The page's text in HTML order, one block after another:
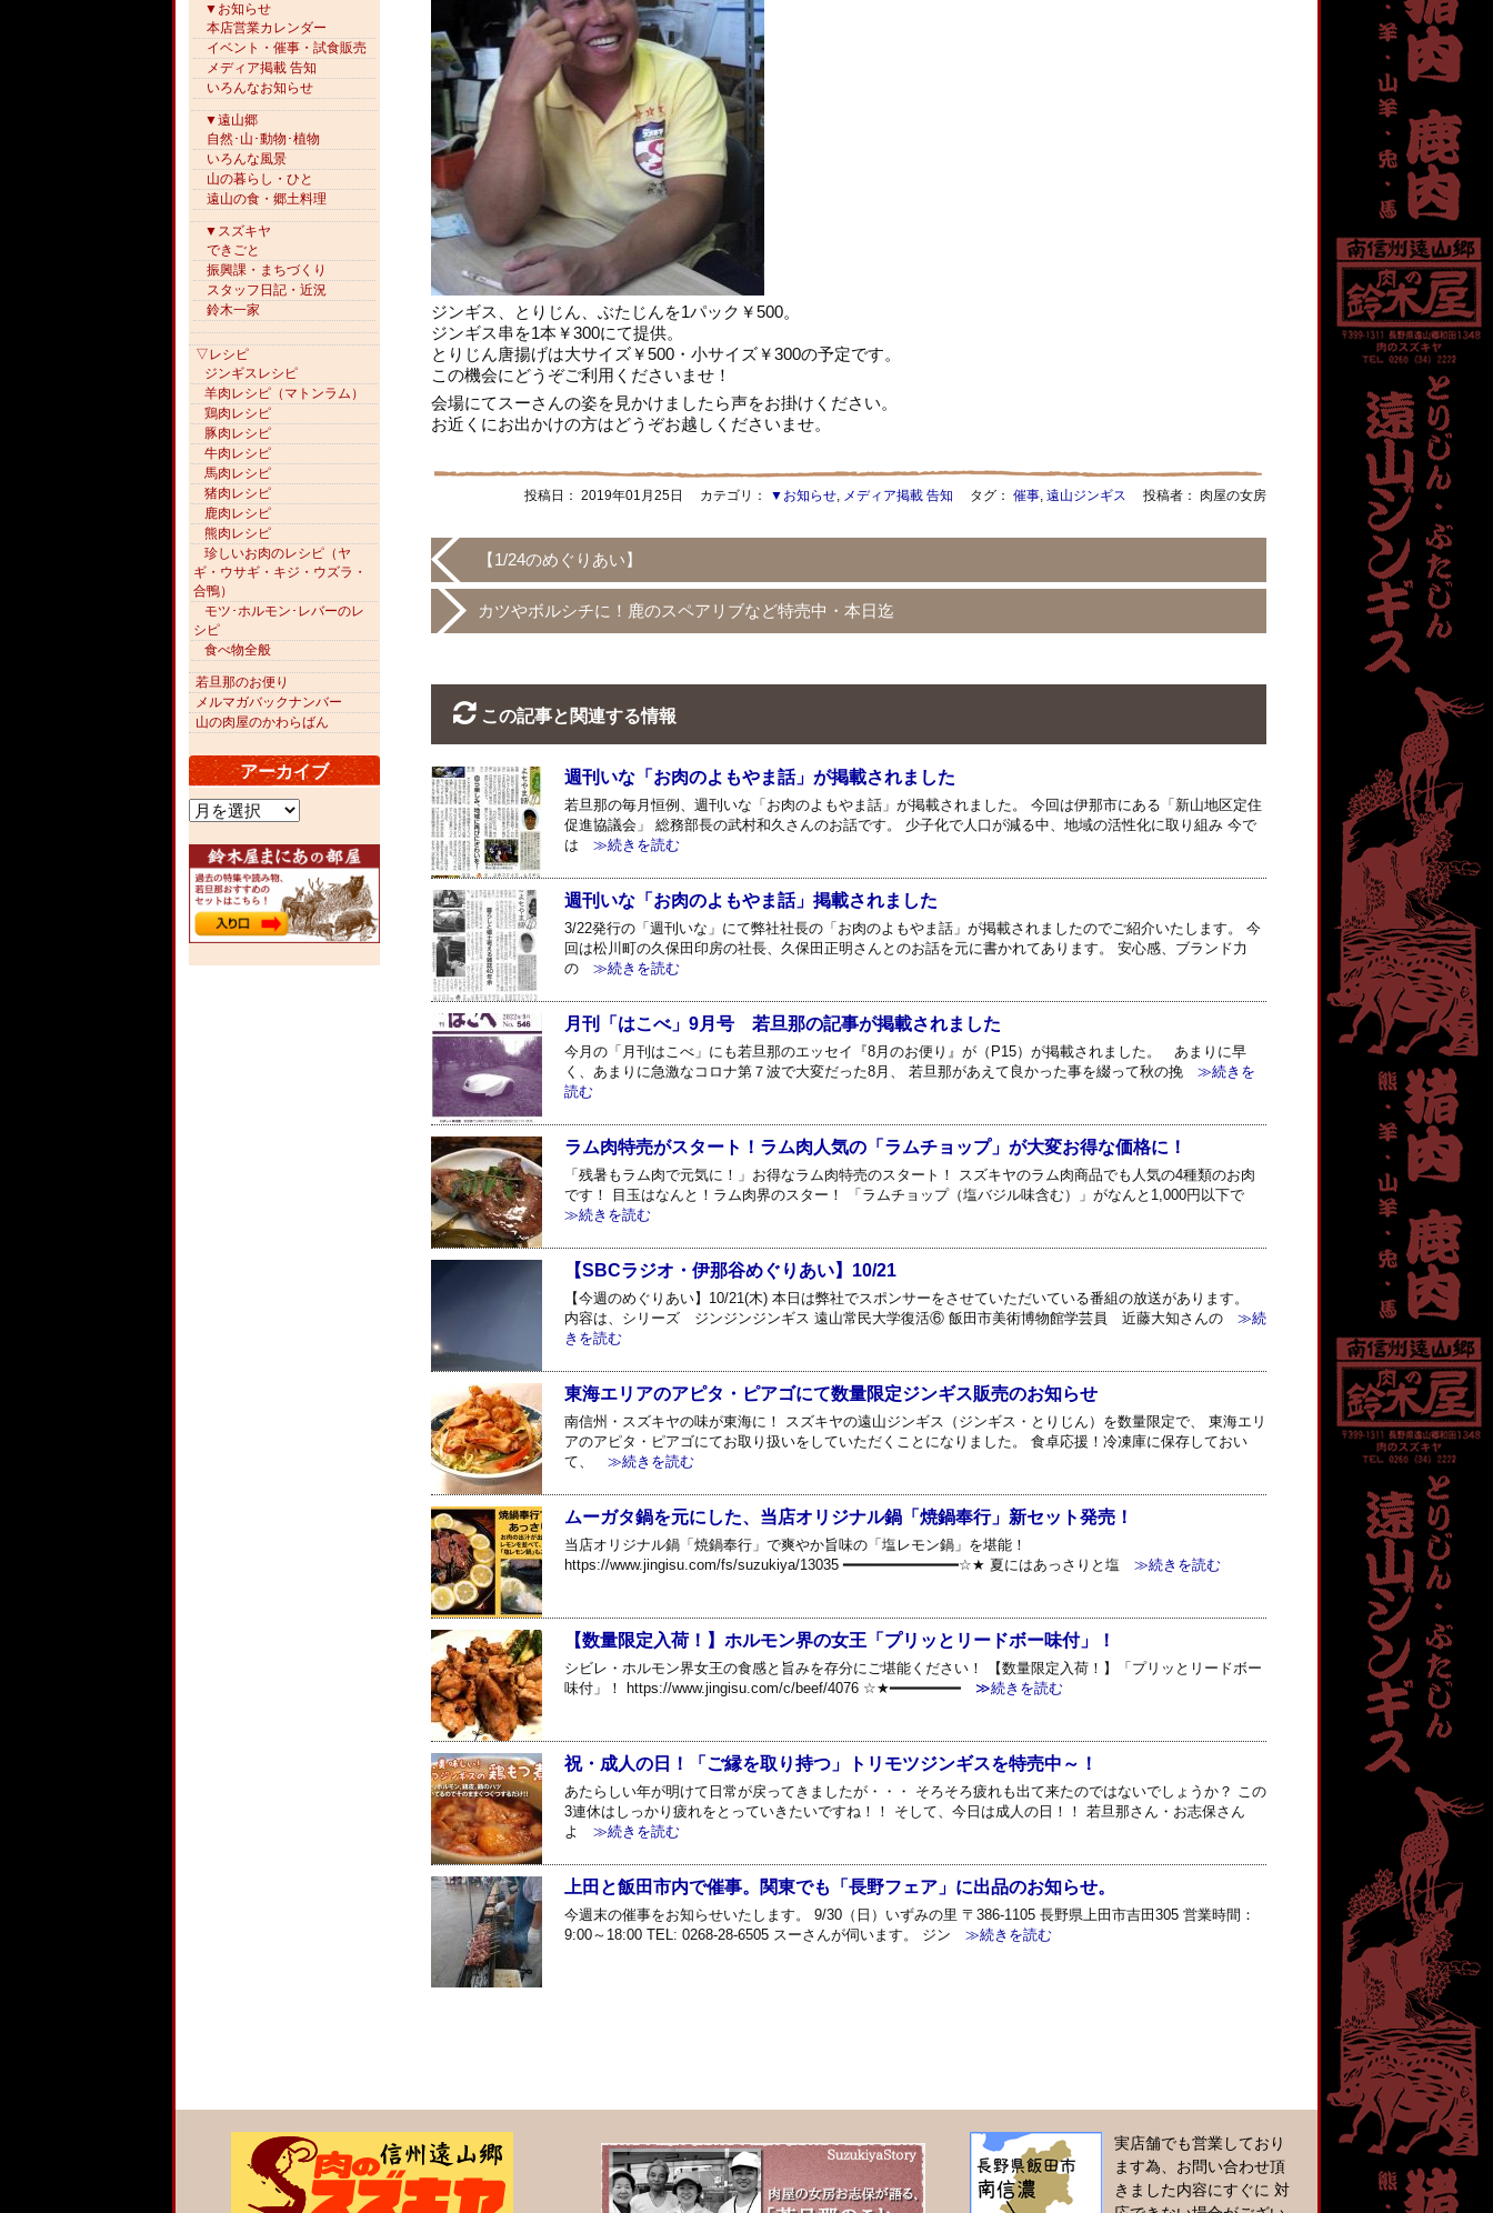
ジンギス、とりじん、ぶたじんを1パック￥500。
ジンギス串を1本￥300にて提供。
とりじん唐揚げは大サイズ￥500・小サイズ￥300の予定です。
この機会にどうぞご利用くださいませ！
会場にてスーさんの姿を見かけましたら声をお掛けください。
お近くにお出かけの方はどうぞお越しくださいませ。
投稿日： 2019年01月25日 カテゴリ： ▼お知らせ, メディア掲載 告知 タグ： 催事, 遠山ジンギス 投稿者： 肉屋の女房
【1/24のめぐりあい】
カツやボルシチに！鹿のスペアリブなど特売中・本日迄
この記事と関連する情報
週刊いな「お肉のよもやま話」が掲載されました
若旦那の毎月恒例、週刊いな「お肉のよもやま話」が掲載されました。 今回は伊那市にある「新山地区定住
促進協議会」 総務部長の武村和久さんのお話です。 少子化で人口が減る中、地域の活性化に取り組み 今で
は ≫続きを読む
週刊いな「お肉のよもやま話」掲載されました
3/22発行の「週刊いな」にて弊社社長の「お肉のよもやま話」が掲載されましたのでご紹介いたします。 今
回は松川町の久保田印房の社長、久保田正明さんとのお話を元に書かれてあります。 安心感、ブランド力
の≫続きを読む
月刊「はこべ」9月号 若旦那の記事が掲載されました
今月の「月刊はこべ」にも若旦那のエッセイ『8月のお便り』が（P15）が掲載されました。 あまりに早
く、あまりに急激なコロナ第７波で大変だった8月、 若旦那があえて良かった事を綴って秋の挽≫続きを
読む
ラム肉特売がスタート！ラム肉人気の「ラムチョップ」が大変お得な価格に！
「残暑もラム肉で元気に！」お得なラム肉特売のスタート！ スズキヤのラム肉商品でも人気の4種類のお肉
です！ 目玉はなんと！ラム肉界のスター！ 「ラムチョップ（塩バジル味含む）」がなんと1,000円以下で
≫続きを読む
【SBCラジオ・伊那谷めぐりあい】10/21
【今週のめぐりあい】10/21(木) 本日は弊社でスポンサーをさせていただいている番組の放送があります。
内容は、シリーズ ジンジンジンギス 遠山常民大学復活⑥ 飯田市美術博物館学芸員 近藤大知さんの≫続
きを読む
東海エリアのアピタ・ピアゴにて数量限定ジンギス販売のお知らせ
南信州・スズキヤの味が東海に！ スズキヤの遠山ジンギス（ジンギス・とりじん）を数量限定で、 東海エリ
アのアピタ・ピアゴにてお取り扱いをしていただくことになりました。 食卓応援！冷凍庫に保存しておい
て、
≫続きを読む
ムーガタ鍋を元にした、当店オリジナル鍋「焼鍋奉行」新セット発売！
当店オリジナル鍋「焼鍋奉行」で爽やか旨味の「塩レモン鍋」を堪能！
https://www.jingisu.com/fs/suzukiya/13035 ━━━━━━━━━━━━━☆★ 夏にはあっさりと塩 ≫続きを読む
【数量限定入荷！】ホルモン界の女王「プリッとリードボー味付」！
シビレ・ホルモン界女王の食感と旨みを存分にご堪能ください！ 【数量限定入荷！】「プリッとリードボー
味付」！ https://www.jingisu.com/c/beef/4076 ☆★━━━━━━━━≫続きを読む
祝・成人の日！「ご縁を取り持つ」トリモツジンギスを特売中～！
あたらしい年が明けて日常が戻ってきましたが・・・ そろそろ疲れも出て来たのではないでしょうか？ この
3連休はしっかり疲れをとっていきたいですね！！ そして、今日は成人の日！！ 若旦那さん・お志保さん
よ
≫続きを読む
上田と飯田市内で催事。関東でも「長野フェア」に出品のお知らせ。
今週末の催事をお知らせいたします。 9/30（日）いずみの里 〒386-1105 長野県上田市吉田305 営業時間：
9:00～18:00 TEL: 0268-28-6505 スーさんが伺います。 ジン ≫続きを読む
▼お知らせ
本店営業カレンダー
イベント・催事・試食販売
メディア掲載 告知
いろんなお知らせ
▼遠山郷
自然･山･動物･植物
いろんな風景
山の暮らし・ひと
遠山の食・郷土料理
▼スズキヤ
できごと
振興課・まちづくり
スタッフ日記・近況
鈴木一家
▽レシピ
ジンギスレシピ
羊肉レシピ（マトンラム）
鶏肉レシピ
豚肉レシピ
牛肉レシピ
馬肉レシピ
猪肉レシピ
鹿肉レシピ
熊肉レシピ
珍しいお肉のレシピ（ヤ
ギ・ウサギ・キジ・ウズラ・
合鴨）
モツ･ホルモン･レバーのレ
シピ
食べ物全般
若旦那のお便り
メルマガバックナンバー
山の肉屋のかわらばん
アーカイブ
ア
ー
カ
イ
ブ
実店舗でも営業しており
ます為、お問い合わせ頂
きました内容にすぐに 対